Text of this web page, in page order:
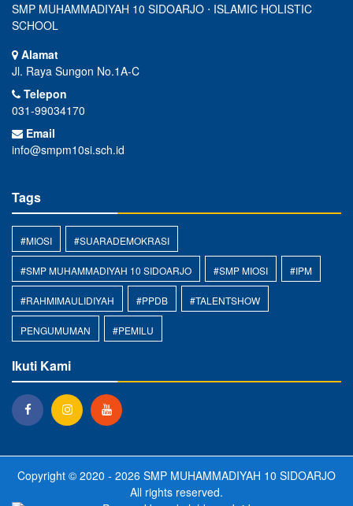
SMP MUHAMMADIYAH 10 SIDOARJO ⋅ ISLAMIC HOLISTIC
SCHOOL
Alamat
Jl. Raya Sungon No.1A-C
Telepon
031-99034170
Email
info@smpm10si.sch.id
Tags
#MIOSI #SUARADEMOKRASI
#SMP MUHAMMADIYAH 10 SIDOARJO #SMP MIOSI #IPM
#RAHMIMAULIDIYAH #PPDB #TALENTSHOW
PENGUMUMAN #PEMILU
Ikuti Kami
Copyright © 2020 - 2026 SMP MUHAMMADIYAH 10 SIDOARJO
All rights reserved.